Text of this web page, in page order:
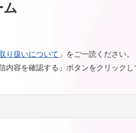
ム
り扱いについて 」をご一読ください。
容を確認する」ボタンをクリックし